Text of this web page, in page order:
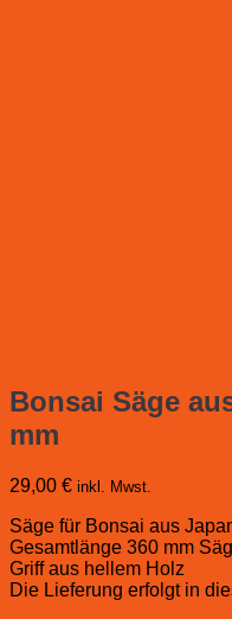
Bonsai Säge
mm
29,00 € inkl. Mwst.
Säge für Bonsai aus
Gesamtlänge 360 mm
Griff aus hellem Holz
Die Lieferung erfolgt in